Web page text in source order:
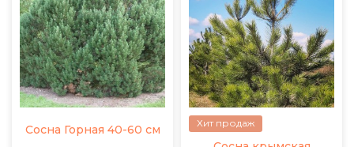
Сосна Горная 40-60 см Хит продаж